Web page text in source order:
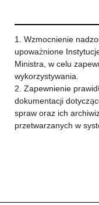
1. Wzmocnienie
upoważnione
Ministra, w celu
wykorzystywania.
2. Zapewnienie
dokumentacji
spraw oraz ich
przetwarzanych w